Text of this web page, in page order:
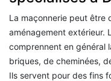
La maçonnerie peut être
aménagement extérieur.
comprennent en général
briques, de cheminées,
Ils servent pour des fins